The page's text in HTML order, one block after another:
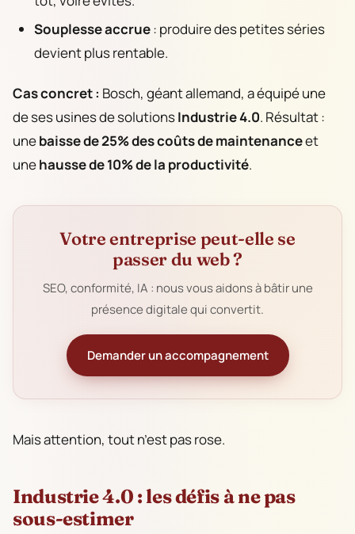
Souplesse accrue: produire des petites séries
devient plus rentable.
Cas concret : Bosch, géant allemand, a équipé une
de ses usines de solutionsIndustrie 4.0. Résultat :
unebaisse de 25% des coûts de maintenanceet
unehausse de 10% de la productivité.
Votre entreprise peut-elle se
passer du web ?
SEO, conformité, IA : nous vous aidons à bâtir une
présence digitale qui convertit.
Demander un accompagnement
Mais attention, tout n’est pas rose.
Industrie 4.0 : les défis à ne pas
sous-estimer